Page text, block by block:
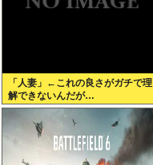
「人妻」←これの良さがガチで理
解できないんだが…